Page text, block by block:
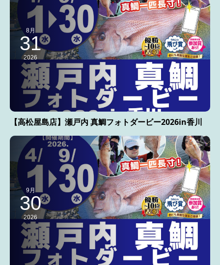
8月
31
2026
【高松屋島店】瀬戸内 真鯛フォトダービー2026in香川
9月
30
2026